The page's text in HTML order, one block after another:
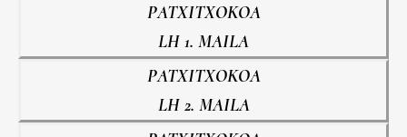
PATXITXOKOA
LH 1. MAILA
PATXITXOKOA
LH 2. MAILA